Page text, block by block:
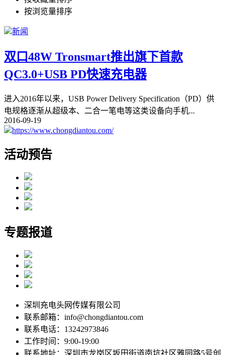
按浏览量排序
新闻
双口48W Tronsmart推出旗下首款
QC3.0+USB PD快速充电器
进入2016年以来，USB Power Delivery Specification（PD）供
电规格逐渐从超级本、二合一笔电等这类设备向手机...
2016-09-19
https://www.chongdiantou.com/
活动预告
专题报道
深圳充电头网传媒有限公司
联系邮箱：info@chongdiantou.com
联系电话：13242973846
工作时间：9:00-19:00